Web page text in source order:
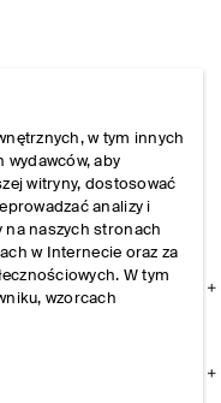
w tym innych
aby
witryny, dostosować
analizy i
na naszych stronach
w Internecie oraz za
W tym
wzorcach